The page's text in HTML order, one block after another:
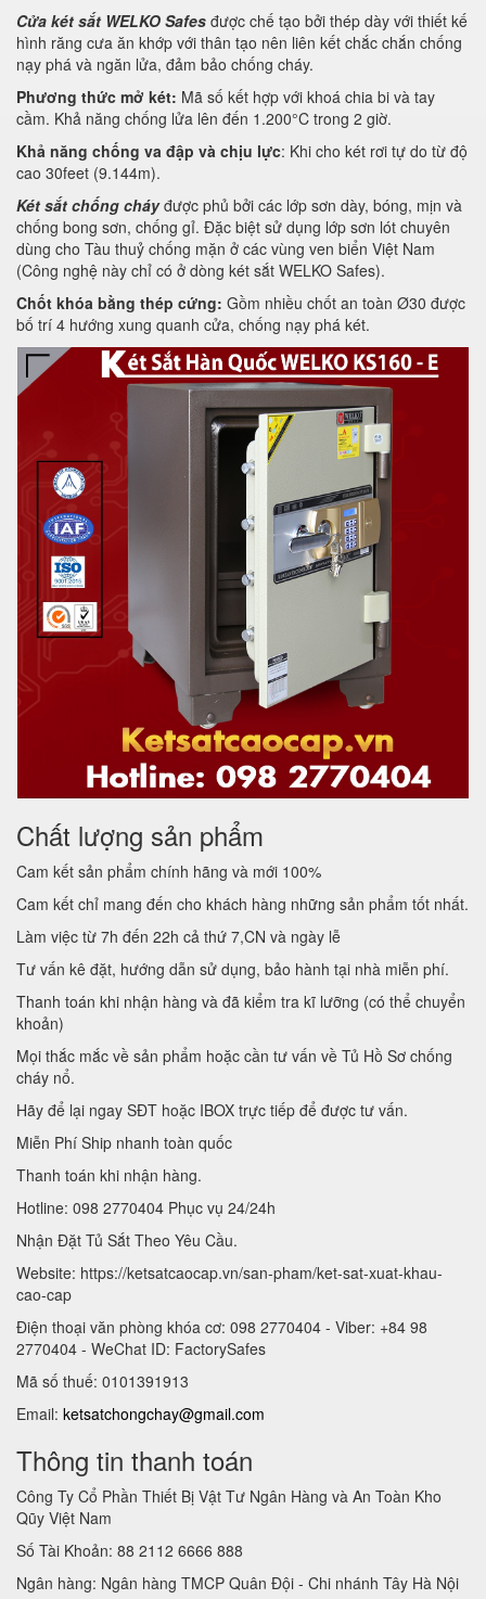
Cửa két sắt WELKO Safes được chế tạo bởi thép dày với thiết kế
hình răng cưa ăn khớp với thân tạo nên liên kết chắc chắn chống
nạy phá và ngăn lửa, đảm bảo chống cháy.
Phương thức mở két: Mã số kết hợp với khoá chia bi và tay
cầm. Khả năng chống lửa lên đến 1.200°C trong 2 giờ.
Khả năng chống va đập và chịu lực: Khi cho két rơi tự do từ độ
cao 30feet (9.144m).
Két sắt chống cháyđược phủ bởi các lớp sơn dày, bóng, mịn và
chống bong sơn, chống gỉ. Đặc biệt sử dụng lớp sơn lót chuyên
dùng cho Tàu thuỷ chống mặn ở các vùng ven biển Việt Nam
(Công nghệ này chỉ có ở dòng két sắt WELKO Safes).
Chốt khóa bằng thép cứng: Gồm nhiều chốt an toàn Ø30 được
bố trí 4 hướng xung quanh cửa, chống nạy phá két.
Chất lượng sản phẩm
Cam kết sản phẩm chính hãng và mới 100%
Cam kết chỉ mang đến cho khách hàng những sản phẩm tốt nhất.
Làm việc từ 7h đến 22h cả thứ 7,CN và ngày lễ
Tư vấn kê đặt, hướng dẫn sử dụng, bảo hành tại nhà miễn phí.
Thanh toán khi nhận hàng và đã kiểm tra kĩ lưỡng (có thể chuyển
khoản)
Mọi thắc mắc về sản phẩm hoặc cần tư vấn về Tủ Hồ Sơ chống
cháy nổ.
Hãy để lại ngay SĐT hoặc IBOX trực tiếp để được tư vấn.
Miễn Phí Ship nhanh toàn quốc
Thanh toán khi nhận hàng.
Hotline: 098 2770404 Phục vụ 24/24h
Nhận Đặt Tủ Sắt Theo Yêu Cầu.
Website: https://ketsatcaocap.vn/san-pham/ket-sat-xuat-khau-
cao-cap
Điện thoại văn phòng khóa cơ: 098 2770404 - Viber: +84 98
2770404 - WeChat ID: FactorySafes
Mã số thuế: 0101391913
Email: ketsatchongchay@gmail.com
Thông tin thanh toán
Công Ty Cổ Phần Thiết Bị Vật Tư Ngân Hàng và An Toàn Kho
Qũy Việt Nam
Số Tài Khoản: 88 2112 6666 888
Ngân hàng: Ngân hàng TMCP Quân Đội - Chi nhánh Tây Hà Nội